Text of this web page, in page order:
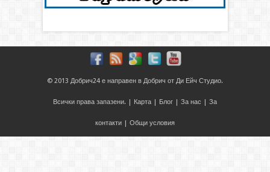
© 2013 Добрич24 е направен в Добрич от Ди Ейч Студио.
Всички права запазени. | Карта | Блог | За нас | За
контакти | Общи условия